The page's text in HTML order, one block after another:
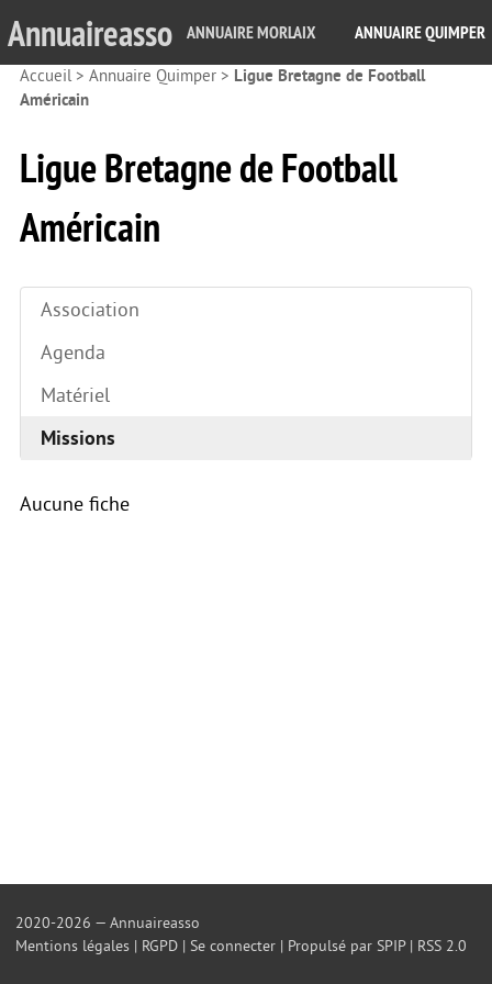
Annuaireasso ANNUAIRE MORLAIX ANNUAIRE QUIMPER
Accueil> Annuaire Quimper > Ligue Bretagne de Football
Américain
Ligue Bretagne de Football
Américain
Association
Agenda
Matériel
Missions
Aucune fiche
2020-2026 — Annuaireasso
Mentions légales | RGPD |Se connecter | Propulsé par SPIP| RSS 2.0